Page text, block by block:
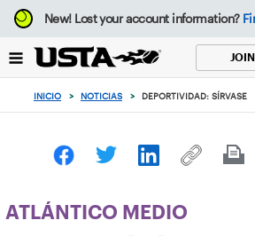
Enfoque
desde
botón
volver
principio
New!Lost your account information?
JOIN
INICIO > NOTICIAS > DEPORTIVIDAD: SÍRVASE
ATLÁNTICO MEDIO